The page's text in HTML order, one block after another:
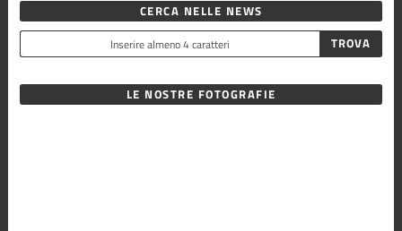
CERCA NELLE NEWS
LE NOSTRE FOTOGRAFIE